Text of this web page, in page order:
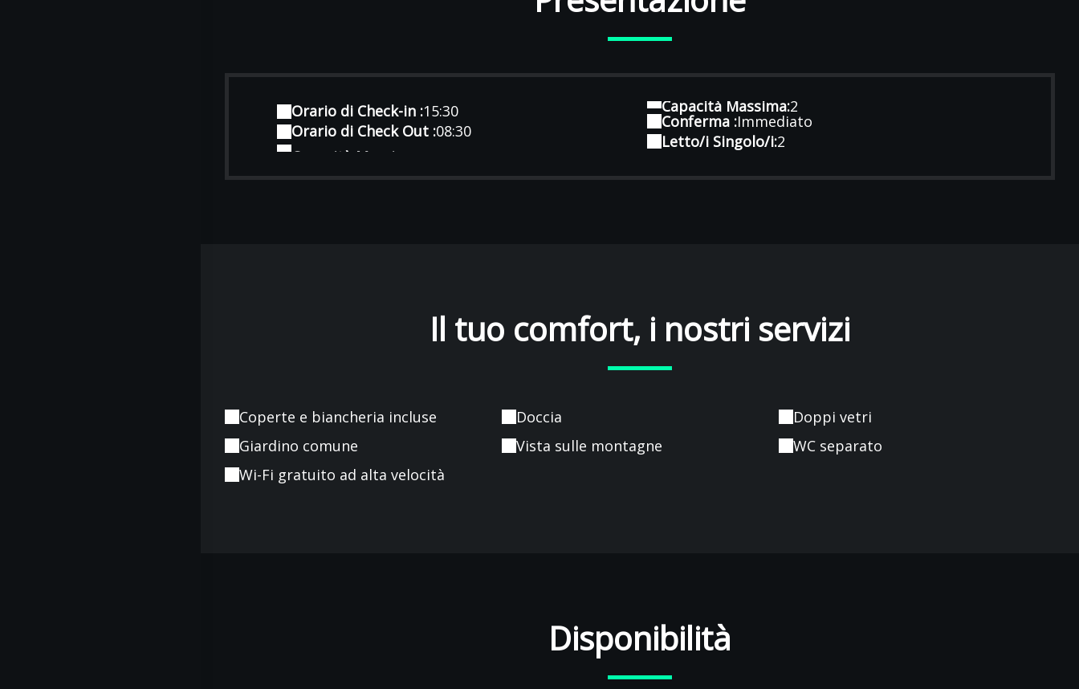
Orario di Check-in :15:30
Orario di Check Out :08:30
Capacità Massima:2
Conferma :Immediato
Letto/i Singolo/i:2
Il tuo comfort, i nostri servizi
Coperte e biancheria incluse Doccia
Doppi vetri
Giardino comune
Vista sulle montagne
WC separato
Wi-Fi gratuito ad alta velocità
Disponibilità